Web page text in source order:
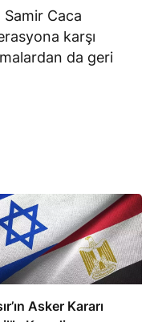
Samir Caca
karşı
da geri
Asker Kararı